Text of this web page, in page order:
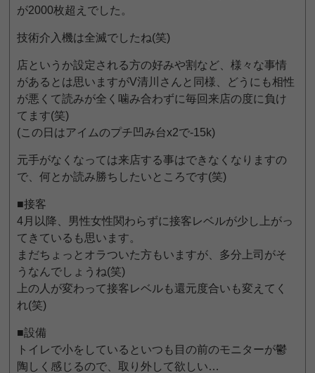
が2000枚超えでした。
技術介入機は全滅でしたね(笑)
店というか設定される方の好みや割など、様々な事情
があるとは思いますがV清川さんと同様、どうにも相性
が悪くて読みが全く噛み合わずに毎回来店の度に負け
てます(笑)
(この日はアイムのプチ凹み台x2で-15k)
元手がなくなっては来店する事はできなくなりますの
で、何とか読み勝ちしたいところです(笑)
■接客
4月以降、男性女性関わらずに接客レベルが少し上がっ
てきているも思います。
まだちょっとオラついた方もいますが、多分上司がそ
うなんでしょうね(笑)
上の人が変わって接客レベルも還元度合いも変えてく
れ(笑)
■設備
トイレで小をしているといつも目の前のモニターが鬱
陶しく感じるので、取り外して欲しい…